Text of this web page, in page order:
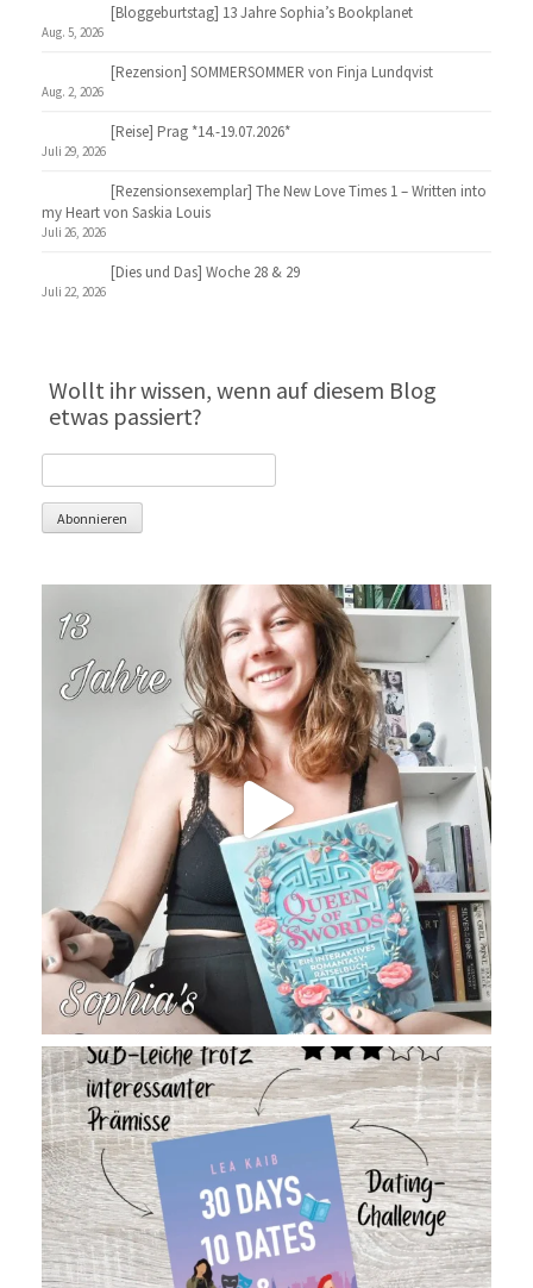
[Bloggeburtstag] 13 Jahre Sophia’s Bookplanet
Aug. 5, 2026
[Rezension] SOMMERSOMMER von Finja Lundqvist
Aug. 2, 2026
[Reise] Prag *14.-19.07.2026*
Juli 29, 2026
[Rezensionsexemplar] The New Love Times 1 – Written into
my Heart von Saskia Louis
Juli 26, 2026
[Dies und Das] Woche 28 & 29
Juli 22, 2026
Wollt ihr wissen, wenn auf diesem Blog
etwas passiert?